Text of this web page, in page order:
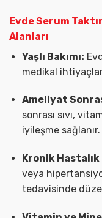
Evde Serum
Alanları
Yaşlı Bakımı:
medikal
Ameliyat
sonrası sıvı,
iyileşme sağlanır.
Kronik
veya
tedavisinde